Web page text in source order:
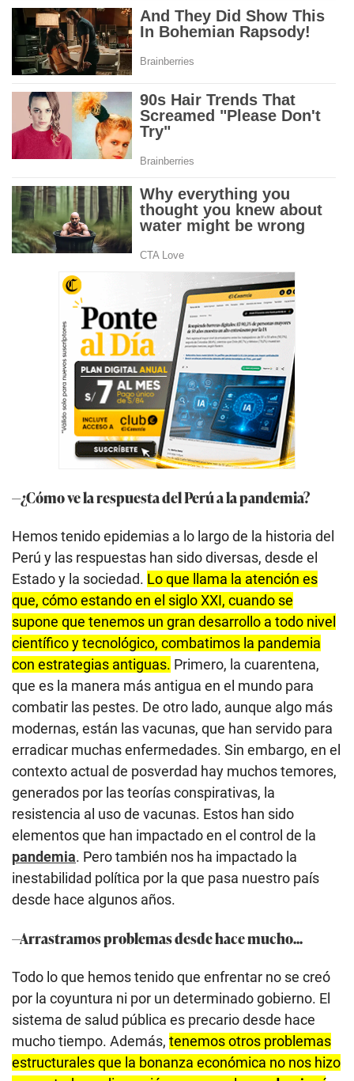
—¿Cómo ve la respuesta del Perú a la pandemia?
Hemos tenido epidemias a lo largo de la historia del
Perú y las respuestas han sido diversas, desde el
Estado y la sociedad. Lo que llama la atención es
que, cómo estando en el siglo XXI, cuando se
supone que tenemos un gran desarrollo a todo nivel
científico y tecnológico, combatimos la pandemia
con estrategias antiguas. Primero, la cuarentena,
que es la manera más antigua en el mundo para
combatir las pestes. De otro lado, aunque algo más
modernas, están las vacunas, que han servido para
erradicar muchas enfermedades. Sin embargo, en el
contexto actual de posverdad hay muchos temores,
generados por las teorías conspirativas, la
resistencia al uso de vacunas. Estos han sido
elementos que han impactado en el control de la
pandemia. Pero también nos ha impactado la
inestabilidad política por la que pasa nuestro país
desde hace algunos años.
—Arrastramos problemas desde hace mucho...
Todo lo que hemos tenido que enfrentar no se creó
por la coyuntura ni por un determinado gobierno. El
sistema de salud pública es precario desde hace
mucho tiempo. Además, tenemos otros problemas
estructurales que la bonanza económica no nos hizo